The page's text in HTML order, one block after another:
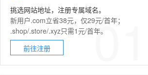
挑选网站地址，注册专属域名。
新用户.com立省38元，仅29元/首年；
.shop/.store/.xyz只需1元/首年。
前往注册
01